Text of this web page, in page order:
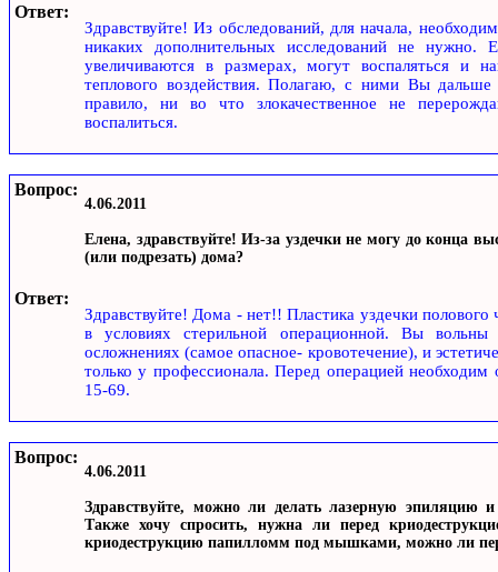
Ответ:
Здравствуйте! Из обследований, для начала,
никаких дополнительных исследований не
увеличиваются в размерах, могут воспаляться и
теплового воздействия. Полагаю, с ними Вы
правило, ни во что злокачественное не
воспалиться.
Вопрос:
4.06.2011
Елена, здравствуйте! Из-за уздечки не могу до конца
(или подрезать) дома?
Ответ:
Здравствуйте! Дома - нет!! Пластика уздечки
в условиях стерильной операционной. Вы
осложнениях (самое опасное- кровотечение), и
только у профессионала. Перед операцией необходим
15-69.
Вопрос:
4.06.2011
Здравствуйте, можно ли делать лазерную эпиляцию
Также хочу спросить, нужна ли перед
криодеструкцию папилломм под мышками, можно ли